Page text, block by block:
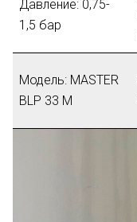
Давление: 0,75-
1,5 бар
Модель: MASTER
BLP 33 M